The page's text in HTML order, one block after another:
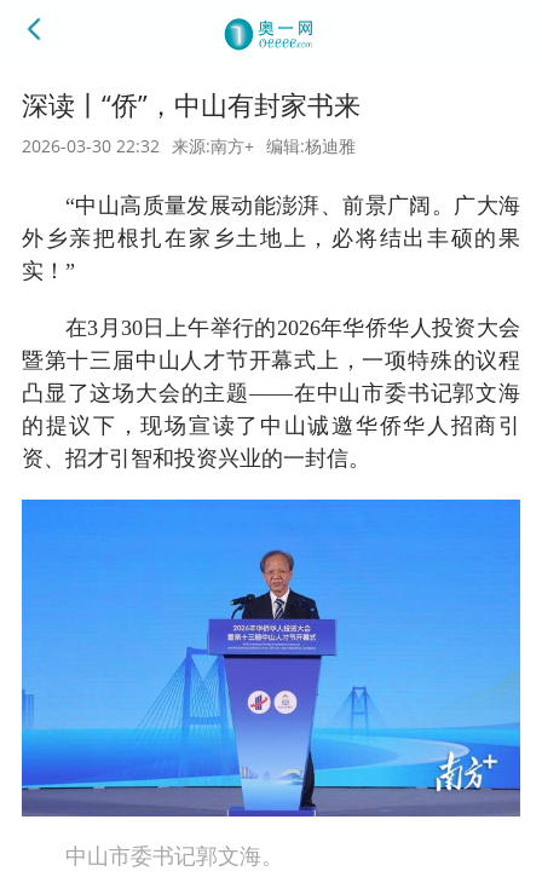
深读丨“侨”，中山有封家书来
2026-03-30 22:32 来源:南方+ 编辑:杨迪雅
“中山高质量发展动能澎湃、前景广阔。广大海
外乡亲把根扎在家乡土地上，必将结出丰硕的果
实！”
在3月30日上午举行的2026年华侨华人投资大会
暨第十三届中山人才节开幕式上，一项特殊的议程
凸显了这场大会的主题——在中山市委书记郭文海
的提议下，现场宣读了中山诚邀华侨华人招商引
资、招才引智和投资兴业的一封信。
中山市委书记郭文海。